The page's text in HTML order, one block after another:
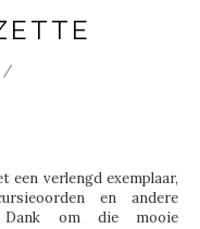
een verlengd exemplaar,
en andere
Dank om die mooie